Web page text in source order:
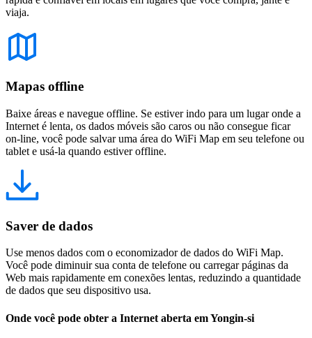
viaja.
Mapas offline
Baixe áreas e navegue offline. Se estiver indo para um lugar onde a
Internet é lenta, os dados móveis são caros ou não consegue ficar
on-line, você pode salvar uma área do WiFi Map em seu telefone ou
tablet e usá-la quando estiver offline.
Saver de dados
Use menos dados com o economizador de dados do WiFi Map.
Você pode diminuir sua conta de telefone ou carregar páginas da
Web mais rapidamente em conexões lentas, reduzindo a quantidade
de dados que seu dispositivo usa.
Onde você pode obter a Internet aberta em Yongin-si